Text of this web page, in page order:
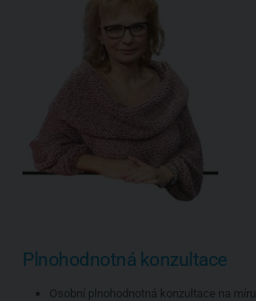
Plnohodnotná konzultace
Osobní plnohodnotná konzultace na míru